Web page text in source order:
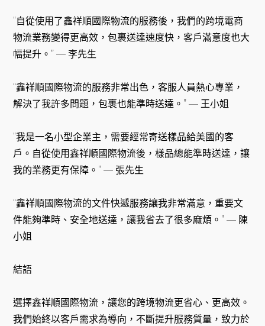
“自從使用了鑫祥順國際物流的服務後，我們的跨境電商
物流業務變得更高效，包裹送達速度快，客戶滿意度也大
幅提升。” — 李先生
“鑫祥順國際物流的服務非常出色，客服人員熱心專業，
解決了我許多問題，包裹也能準時送達。” — 王小姐
“我是一名小型企業主，需要經常寄送樣品給美國的客
戶。自從使用鑫祥順國際物流後，樣品總能準時送達，讓
我的業務更有保障。” — 張先生
“鑫祥順國際物流的文件快遞服務讓我非常滿意，重要文
件能夠準時、安全地送達，讓我省去了很多麻煩。” — 陳
小姐
結語
選擇鑫祥順國際物流，讓您的跨境物流更省心、更高效。
我們始終以客戶需求為導向，不斷提升服務質量，致力於